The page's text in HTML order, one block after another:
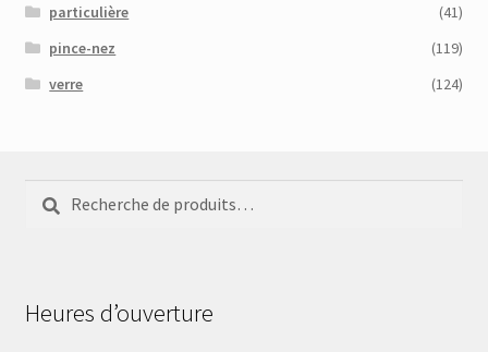
particulière
(41)
pince-nez
(119)
verre
(124)
pour :
Heures d’ouverture